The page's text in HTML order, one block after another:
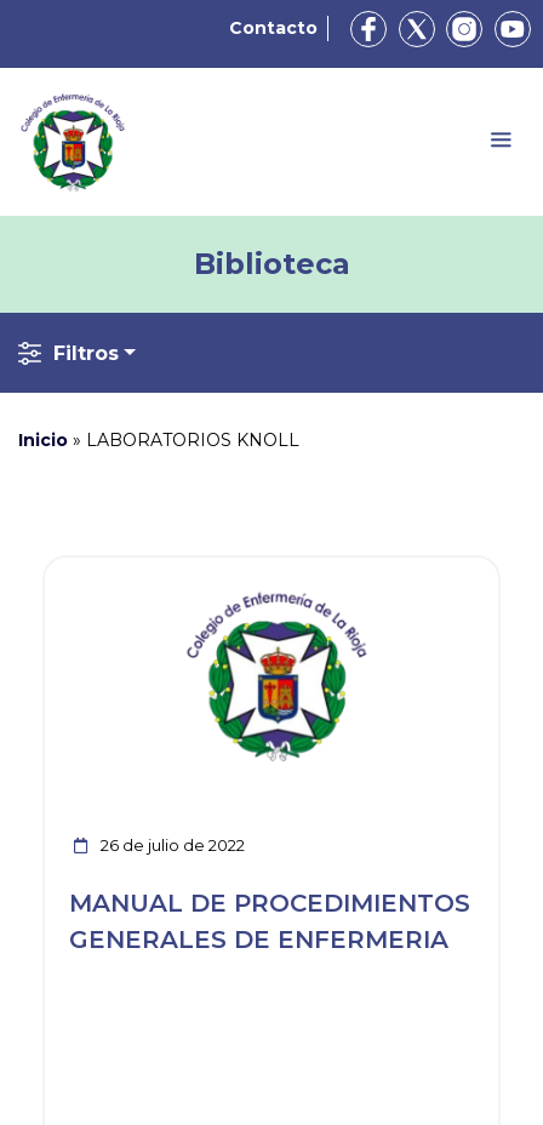
Contacto
Biblioteca
Filtros
Inicio » LABORATORIOS KNOLL
26 de julio de 2022
MANUAL DE PROCEDIMIENTOS
GENERALES DE ENFERMERIA